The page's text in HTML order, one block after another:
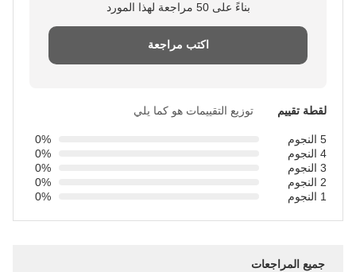
بناءً على 50 مراجعة لهذا المورد
اكتب مراجعة
لقطة تقييم توزيع التقييمات هو كما يلي
5 النجوم
0%
4 النجوم
0%
0%
0%
0%
جميع المراجعات